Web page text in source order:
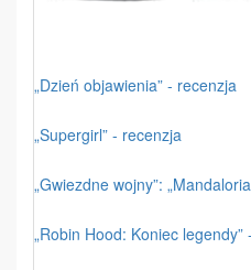
„Dzień objawienia” - recenzja
„Supergirl” - recenzja
„Gwiezdne wojny”:
„Robin Hood: Koniec legendy”